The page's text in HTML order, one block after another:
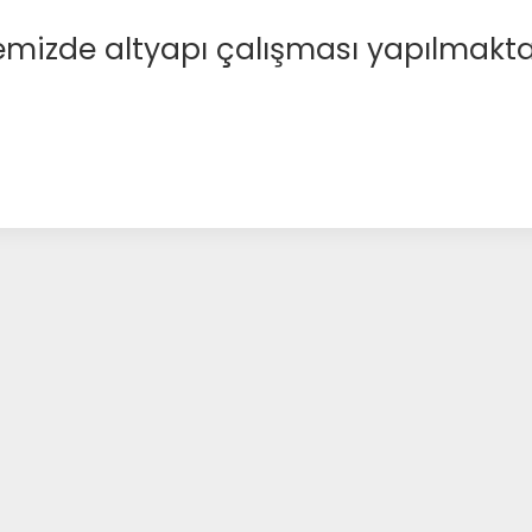
altyapı çalışması